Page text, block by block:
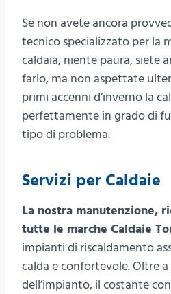
Se non avete ancora
tecnico specializzato per la
caldaia, niente paura, siete
farlo, ma non aspettate
primi accenni d’inverno la
perfettamente in grado di
tipo di problema.
Servizi per Caldaie
La nostra manutenzione,
tutte le marche Caldaie
impianti di riscaldamento
calda e confortevole. Oltre
dell’impianto, il costante